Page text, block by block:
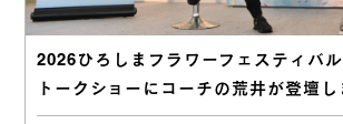
2026ひろしまフラワーフェスティバ
トークショーにコーチの荒井が登壇し